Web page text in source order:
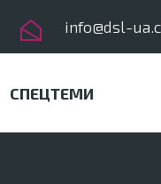
info@dsl-
СПЕЦТЕМИ